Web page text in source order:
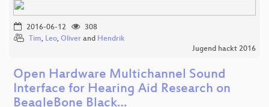
2016-06-12
308
Tim, Leo, Oliver and Hendrik
Jugend hackt 2016
Open Hardware Multichannel Sound
Interface for Hearing Aid Research on
BeagleBone Black…